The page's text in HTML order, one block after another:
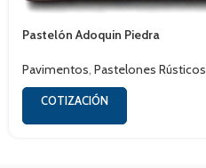
Pastelón Adoquin Piedra
Pavimentos Pastelones Rústicos
COTIZACIÓN